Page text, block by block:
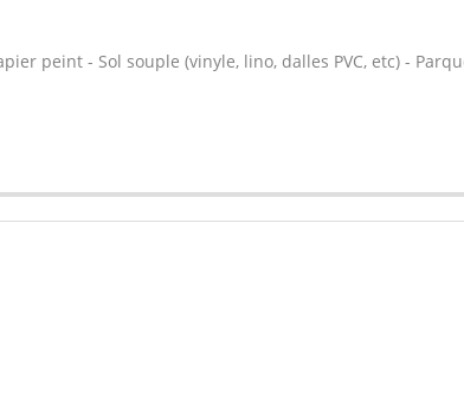
peint - Sol souple (vinyle, lino, dalles PVC, etc) -